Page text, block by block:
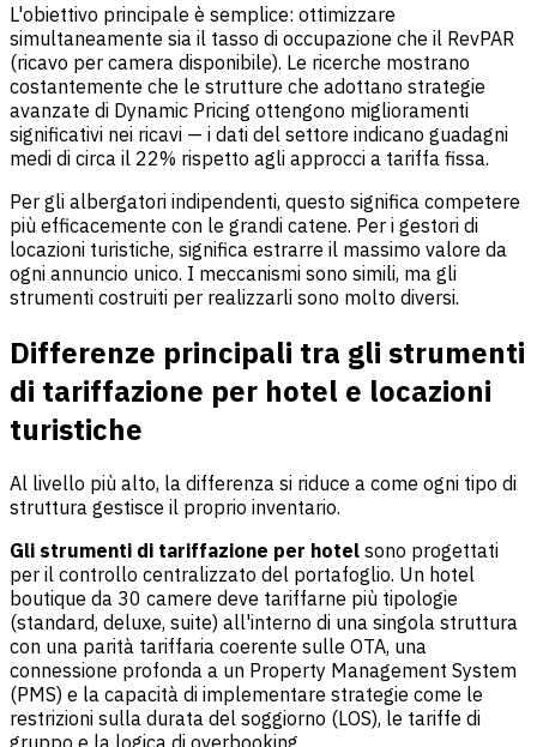
L'obiettivo principale è semplice: ottimizzare
simultaneamente sia il tasso di occupazione che il RevPAR
(ricavo per camera disponibile). Le ricerche mostrano
costantemente che le strutture che adottano strategie
avanzate di Dynamic Pricing ottengono miglioramenti
significativi nei ricavi — i dati del settore indicano guadagni
medi di circa il 22% rispetto agli approcci a tariffa fissa.
Per gli albergatori indipendenti, questo significa competere
più efficacemente con le grandi catene. Per i gestori di
locazioni turistiche, significa estrarre il massimo valore da
ogni annuncio unico. I meccanismi sono simili, ma gli
strumenti costruiti per realizzarli sono molto diversi.
Differenze principali tra gli strumenti
di tariffazione per hotel e locazioni
turistiche
Al livello più alto, la differenza si riduce a come ogni tipo di
struttura gestisce il proprio inventario.
Gli strumenti di tariffazione per hotel sono progettati
per il controllo centralizzato del portafoglio. Un hotel
boutique da 30 camere deve tariffarne più tipologie
(standard, deluxe, suite) all'interno di una singola struttura
con una parità tariffaria coerente sulle OTA, una
connessione profonda a un Property Management System
(PMS) e la capacità di implementare strategie come le
restrizioni sulla durata del soggiorno (LOS), le tariffe di